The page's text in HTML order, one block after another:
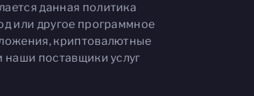
данная политика
или другое программное
криптовалютные
наши поставщики услуг